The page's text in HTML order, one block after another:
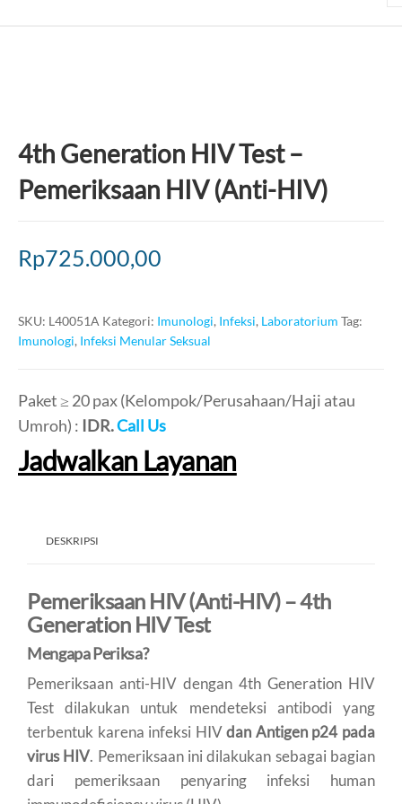
4th Generation HIV Test –
Pemeriksaan HIV (Anti-HIV)
Rp725.000,00
SKU: L40051A Kategori: Imunologi, Infeksi, Laboratorium Tag:
Imunologi, Infeksi Menular Seksual
Paket ≥ 20 pax (Kelompok/Perusahaan/Haji atau
Umroh) : IDR.Call Us
Jadwalkan Layanan
DESKRIPSI
Pemeriksaan HIV (Anti-HIV) – 4th
Generation HIV Test
Mengapa Periksa?
Pemeriksaan anti-HIV dengan 4th Generation HIV
Test dilakukan untuk mendeteksi antibodi yang
terbentuk karena infeksi HIVdan Antigen p24 pada
virus HIV. Pemeriksaan ini dilakukan sebagai bagian
dari pemeriksaan penyaring infeksi human